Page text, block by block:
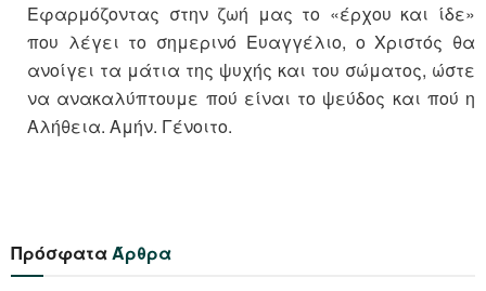
Εφαρμόζοντας στην ζωή μας το «έρχου και ίδε»
που λέγει το σημερινό Ευαγγέλιο, ο Χριστός θα
ανοίγει τα μάτια της ψυχής και του σώματος, ώστε
να ανακαλύπτουμε πού είναι το ψεύδος και πού η
Αλήθεια. Αμήν. Γένοιτο.
ΠρόσφαταΆρθρα